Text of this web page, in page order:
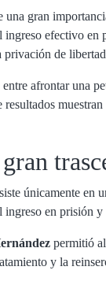
gran
ingreso efectivo en
privación de
afrontar una
únicamente en
ingreso en prisión y
permitió
y la